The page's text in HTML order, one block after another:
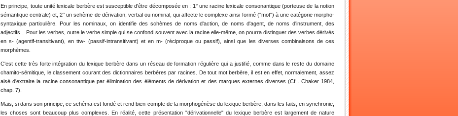
En principe, toute unité lexicale berbère est susceptible d'être décomposée en : 1° une racine lexicale consonantique (porteuse de la notion
sémantique centrale) et, 2° un schème de dérivation, verbal ou nominal, qui affecte le complexe ainsi formé ("mot") à une catégorie morpho-
syntaxique particulière. Pour les nominaux, on identifie des schèmes de noms d'action, de noms d'agent, de noms d'instrument, des
adjectifs... Pour les verbes, outre le verbe simple qui se confond souvent avec la racine elle-même, on pourra distinguer des verbes dérivés
en s- (agentif-transitivant), en ttw- (passif-intransitivant) et en m- (réciproque ou passif), ainsi que les diverses combinaisons de ces
morphèmes.
C'est cette très forte intégration du lexique berbère dans un réseau de formation régulière qui a justifié, comme dans le reste du domaine
chamito-sémitique, le classement courant des dictionnaires berbères par racines. De tout mot berbère, il est en effet, normalement, assez
aisé d'extraire la racine consonantique par élimination des éléments de dérivation et des marques externes diverses (Cf . Chaker 1984,
chap. 7).
Mais, si dans son principe, ce schéma est fondé et rend bien compte de la morphogénèse du lexique berbère, dans les faits, en synchronie,
les choses sont beaucoup plus complexes. En réalité, cette présentation "dérivationnelle" du lexique berbère est largement de nature